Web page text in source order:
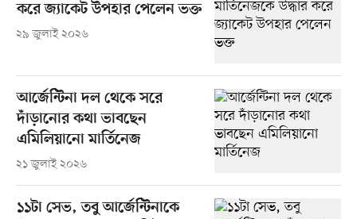
করে জ্যাকেট উপহার পেলেন ভক্ত
২৯ জুলাই ২০২৬
আর্জেন্টিনা দল থেকে সরে
দাঁড়ানোর কথা ভাবছেন
এমিলিয়ানো মার্তিনেজ
২১ জুলাই ২০২৬
১১টা সেভ, তবু আর্জেন্টিনাকে